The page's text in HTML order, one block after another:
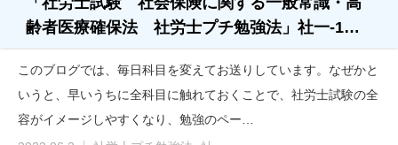
齢者医療確保法 社労士プチ勉強法」社一-1…
このブログでは、毎日科目を変えてお送りしています。なぜかと
いうと、早いうちに全科目に触れておくことで、社労士試験の全
容がイメージしやすくなり、勉強のペー…